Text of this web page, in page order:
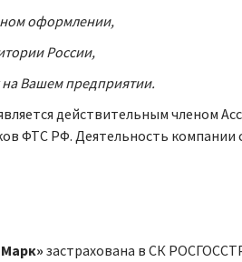
оформлении,
России,
Вашем предприятии.
действительным членом
ФТС РФ. Деятельность
застрахована в СК